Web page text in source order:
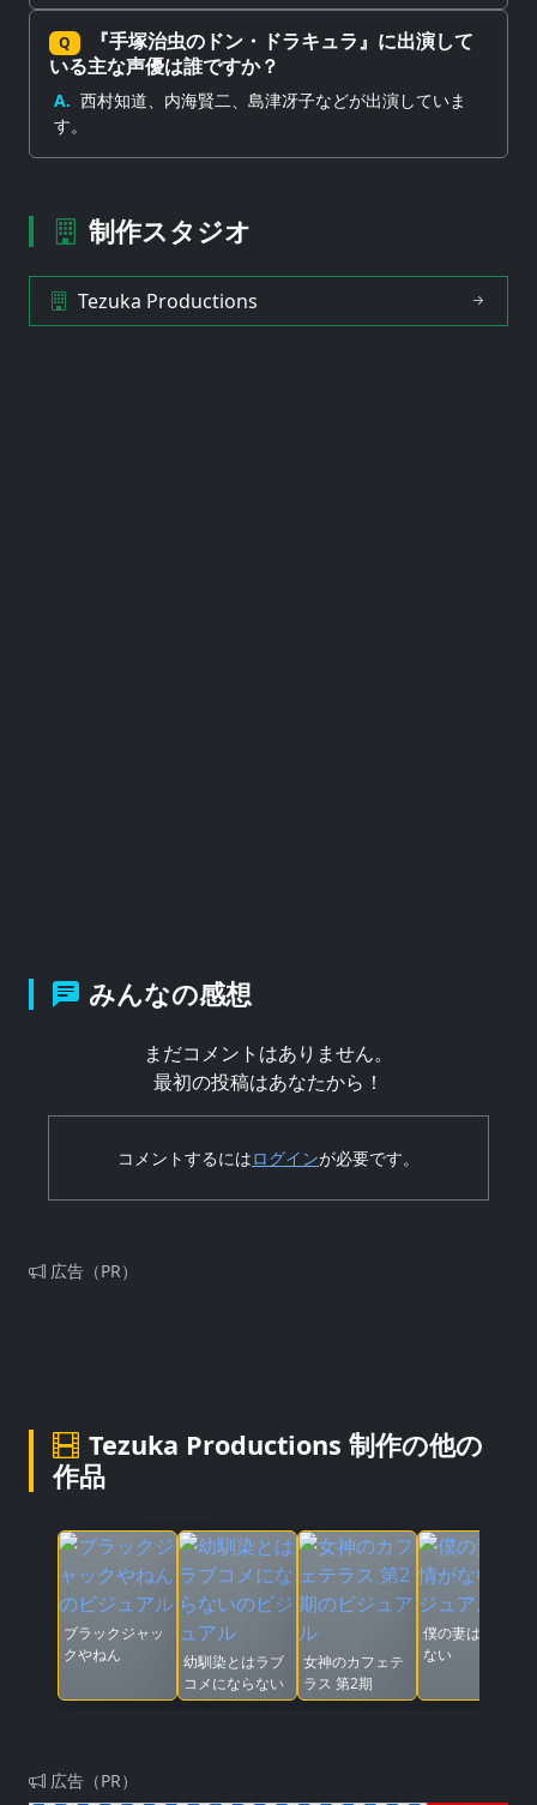
Q
『手塚治虫のドン・ドラキュラ』に出演して
いる主な声優は誰ですか？
A. 西村知道、内海賢二、島津冴子などが出演していま
す。
制作スタジオ
Tezuka Productions
みんなの感想
まだコメントはありません。
最初の投稿はあなたから！
コメントするにはログインが必要です。
広告（PR）
Tezuka Productions 制作の他の
作品
ブラックジャッ
クやねん
幼馴染とはラブ
コメにならない
女神のカフェテ
ラス 第2期
僕の妻は感情が
ない
広告（PR）